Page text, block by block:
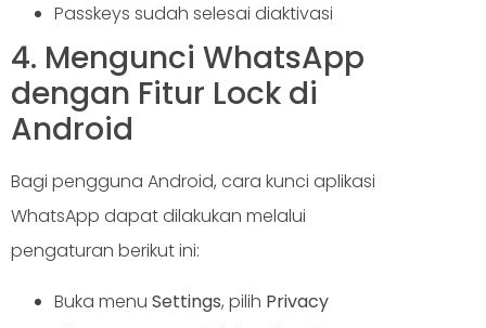
Passkeys sudah selesai diaktivasi
4. Mengunci WhatsApp
dengan Fitur Lock di
Android
Bagi pengguna Android, cara kunci aplikasi
WhatsApp dapat dilakukan melalui
pengaturan berikut ini:
Buka menu Settings, pilih Privacy